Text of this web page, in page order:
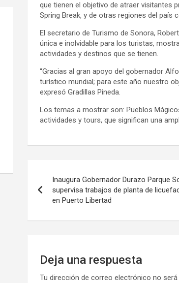
que tienen el objetivo de atraer visitantes
Spring Break, y de otras regiones del país
El secretario de Turismo de Sonora,
única e inolvidable para los turistas,
actividades y destinos que se tienen.
“Gracias al gran apoyo del gobernador
turístico mundial; para este año nuestro
expresó Gradillas Pineda.
Los temas a mostrar son: Pueblos
actividades y tours, que significan una
de
Inaugura Gobernador Durazo Parque
supervisa trabajos de planta de
en Puerto Libertad
Deja una respuesta
Tu dirección de correo electrónico no será